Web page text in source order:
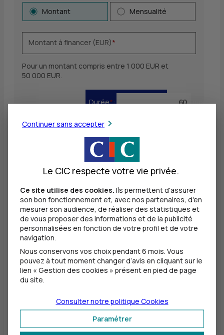
Montant
Mensualité
Montant à financer (EUR)*
Pour un montant compris entre 1 000 EUR et
50 000 EUR.
Durée*: mois
Résultat de la simulation
0,00 EUR/mois
Durée de remboursement
0 mois
Montant total dû
0,00 EUR
Dont intérêts
0,00 EUR
Taux débiteur fixe
Continuer sans accepter
Le CIC respecte votre vie privée.
Ce site utilise des cookies. Ils permettent d'assurer
son bon fonctionnement et, avec nos partenaires, d'en
mesurer son audience, de réaliser des statistiques et
de vous proposer des informations et de la publicité
personnalisées en fonction de votre profil et de votre
navigation.
Nous conservons vos choix pendant 6 mois. Vous
pouvez à tout moment changer d’avis en cliquant sur le
lien « Gestion des cookies » présent en pied de page
du site.
Paramétrer
Consulter notre politique Cookies